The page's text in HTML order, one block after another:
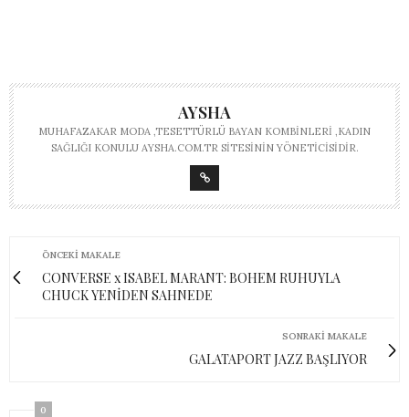
AYSHA
MUHAFAZAKAR MODA ,TESETTÜRLÜ BAYAN KOMBINLERI ,KADIN
SAĞLIĞI KONULU AYSHA.COM.TR SITESININ YÖNETICISIDIR.
ÖNCEKI MAKALE
CONVERSE x ISABEL MARANT: BOHEM RUHUYLA
CHUCK YENİDEN SAHNEDE
SONRAKI MAKALE
GALATAPORT JAZZ BAŞLIYOR
0